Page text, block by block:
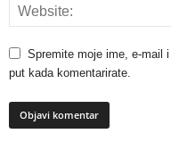
Spremite moje ime, e-mail
put kada komentarirate.